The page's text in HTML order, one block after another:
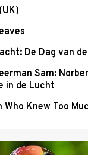
De Dag van
Sam:
in de Lucht
Who Knew Too